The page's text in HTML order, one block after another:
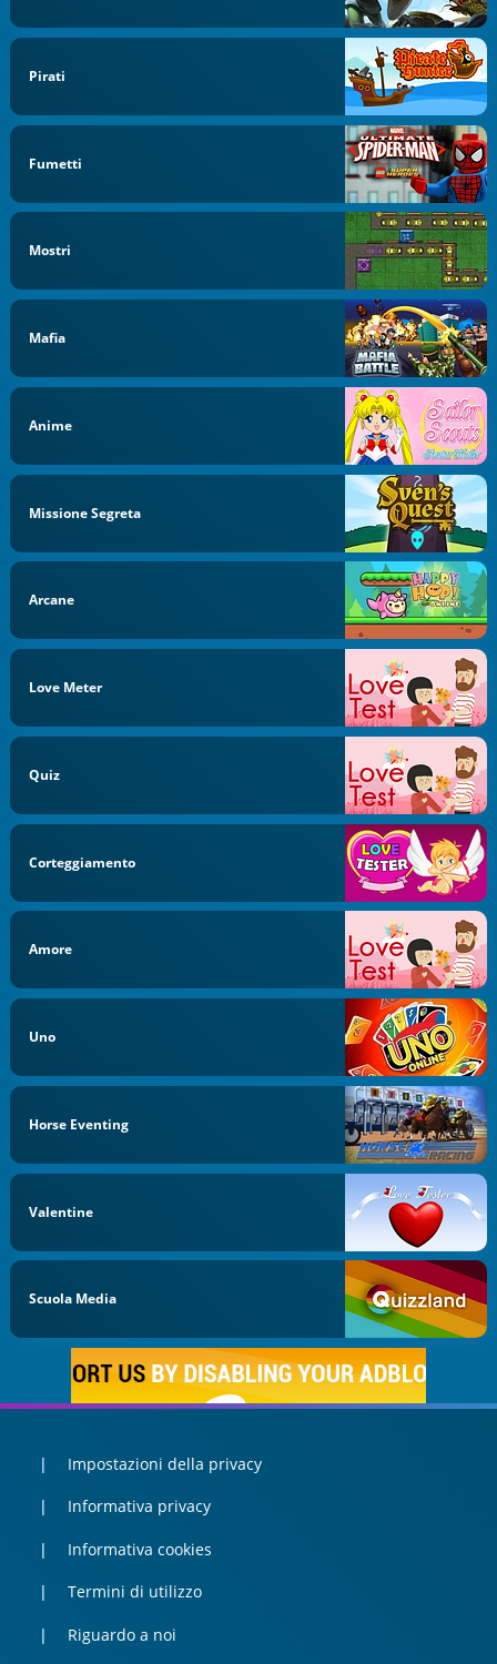
Pirati
Fumetti
Mostri
Mafia
Anime
Missione Segreta
Arcane
Love Meter
Quiz
Corteggiamento
Amore
Uno
Horse Eventing
Valentine
Scuola Media
Impostazioni della privacy
Informativa privacy
Informativa cookies
Termini di utilizzo
Riguardo a noi